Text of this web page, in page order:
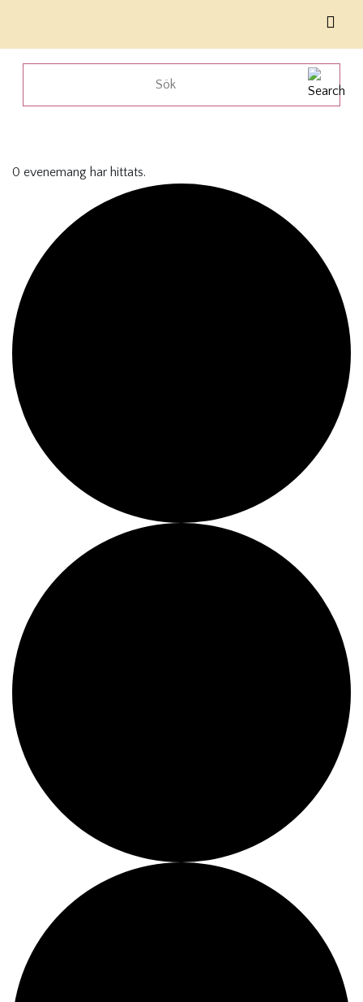
0 evenemang har hittats.